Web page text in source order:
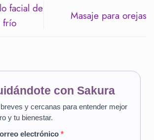
facial de
frío
Masaje para orejas
con Sakura
y cercanas para entender mejor
y tu bienestar.
electrónico